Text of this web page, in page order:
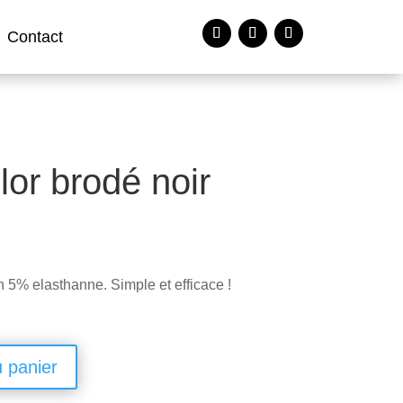
Contact
brodé noir
5% elasthanne. Simple et efficace !
panier